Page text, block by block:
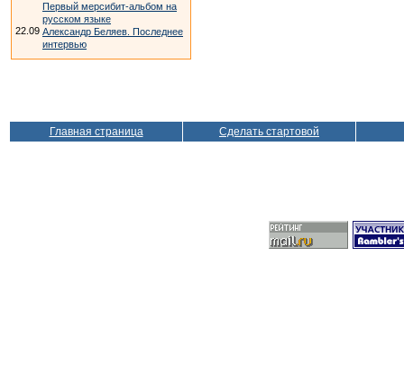
Первый мерсибит-альбом на
русском языке
22.09 Александр Беляев. Последнее
интервью
Главная страница Сделать стартовой